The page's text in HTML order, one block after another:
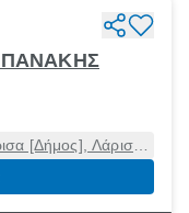
[Δήμος], Λάρισα,